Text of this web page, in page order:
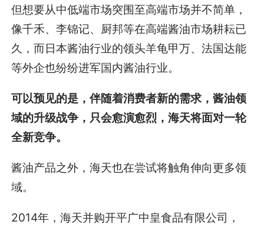
但想要从中低端市场突围至高端市场并不简单，
像千禾、李锦记、厨邦等在高端酱油市场耕耘已
久，而日本酱油行业的领头羊龟甲万、法国达能
等外企也纷纷进军国内酱油行业。
可以预见的是，伴随着消费者新的需求，酱油领
域的升级战争，只会愈演愈烈，海天将面对一轮
全新竞争。
酱油产品之外，海天也在尝试将触角伸向更多领
域。
2014年，海天并购开平广中皇食品有限公司，